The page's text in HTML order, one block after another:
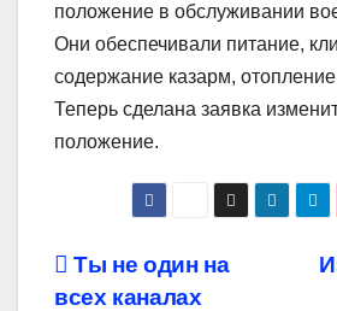
положение в обслуживании
Они обеспечивали питание,
содержание казарм,
Теперь сделана заявка
положение.
Навигация
Ты не один на
всех каналах